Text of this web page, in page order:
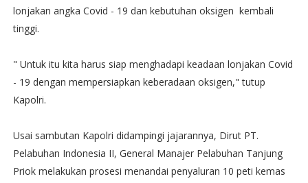
lonjakan angka Covid - 19 dan kebutuhan oksigen kembali
tinggi.
" Untuk itu kita harus siap menghadapi keadaan lonjakan Covid
- 19 dengan mempersiapkan keberadaan oksigen," tutup
Kapolri.
Usai sambutan Kapolri didampingi jajarannya, Dirut PT.
Pelabuhan Indonesia II, General Manajer Pelabuhan Tanjung
Priok melakukan prosesi menandai penyaluran 10 peti kemas